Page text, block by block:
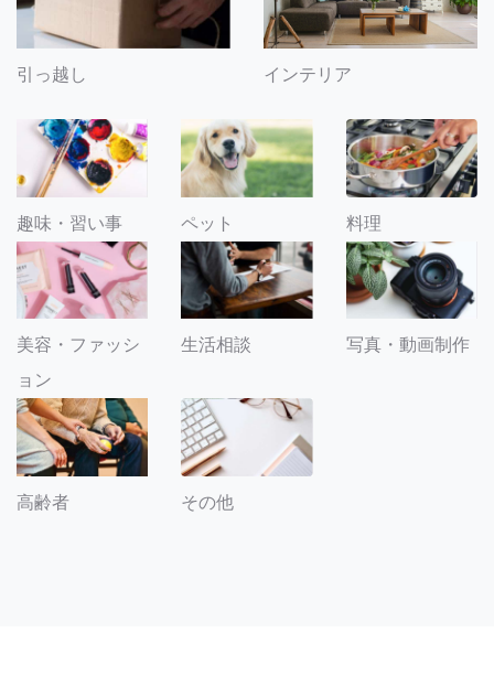
引っ越し インテリア
趣味・習い事 ペット 料理
美容・ファッシ
ョン
生活相談 写真・動画制作
高齢者 その他